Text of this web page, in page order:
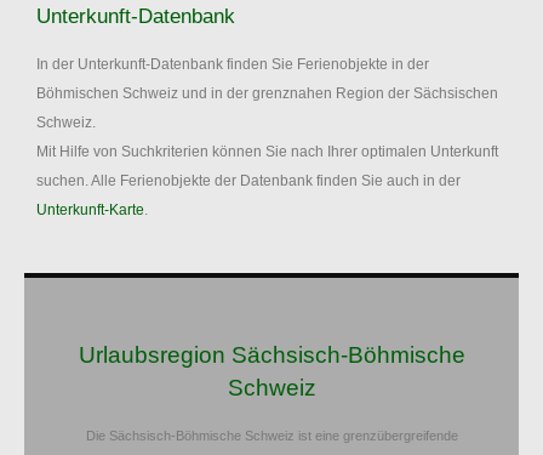
Unterkunft-Datenbank
In der Unterkunft-Datenbank finden Sie Ferienobjekte in der
Böhmischen Schweiz und in der grenznahen Region der Sächsischen
Schweiz.
Mit Hilfe von Suchkriterien können Sie nach Ihrer optimalen Unterkunft
suchen. Alle Ferienobjekte der Datenbank finden Sie auch in der
Unterkunft-Karte.
Urlaubsregion Sächsisch-Böhmische
Schweiz
Die Sächsisch-Böhmische Schweiz ist eine grenzübergreifende